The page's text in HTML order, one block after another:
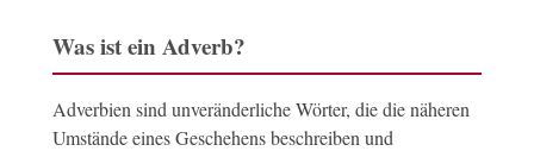
Was ist ein Adverb?
Adverbien sind unveränderliche Wörter, die die näheren
Umstände eines Geschehens beschreiben und